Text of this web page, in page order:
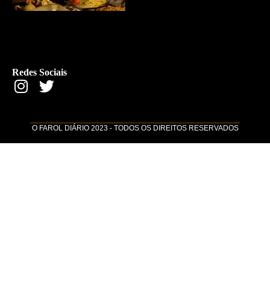
Redes Sociais
O FAROL DIÁRIO 2023 - TODOS OS DIREITOS RESERVADOS